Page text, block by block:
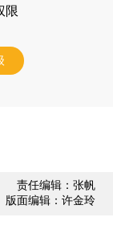
限
责任编辑：张帆
版面编辑：许金玲